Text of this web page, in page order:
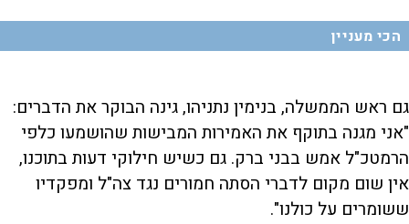
הכי מעניין
גם ראש הממשלה, בנימין נתניהו, גינה הבוקר את הדברים:
"אני מגנה בתוקף את האמירות המבישות שהושמעו כלפי
הרמטכ"ל אמש בבני ברק. ‏גם כשיש חילוקי דעות בתוכנו,
אין שום מקום לדברי הסתה חמורים נגד צה"ל ומפקדיו
ששומרים על כולנו".